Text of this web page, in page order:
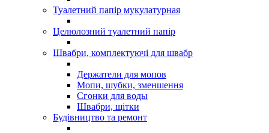
Туалетний папір мукулатурная
Целюлозний туалетний папір
Швабри, комплектуючі для швабр
Держатели для мопов
Мопи, шубки, зменшення
Сгонки для воды
Швабри, щітки
Будівництво та ремонт